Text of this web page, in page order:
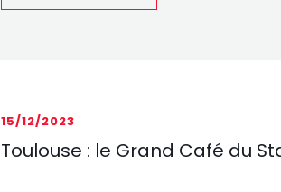
Toulouse : le Grand Café du
15/12/2023